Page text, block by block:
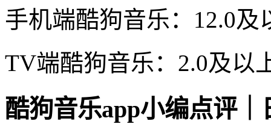
手机端酷狗音乐：12.0及
TV端酷狗音乐：2.0及以
酷狗音乐app小编点评